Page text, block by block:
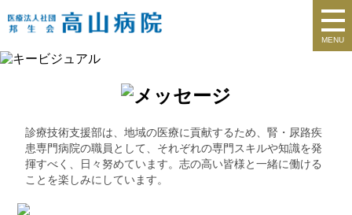
MENU
診療技術支援部は、地域の医療に貢献するため、腎・尿路疾
患専門病院の職員として、それぞれの専門スキルや知識を発
揮すべく、日々努めています。志の高い皆様と一緒に働ける
ことを楽しみにしています。